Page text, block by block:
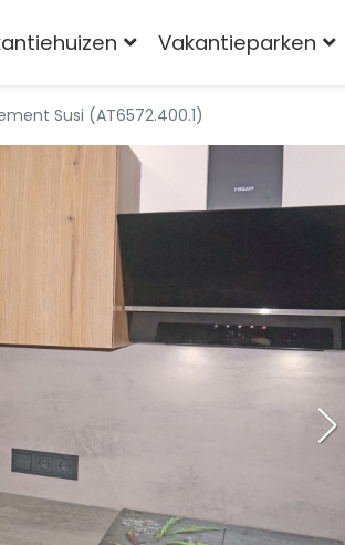
Vakantieparken
Susi (AT6572.400.1)